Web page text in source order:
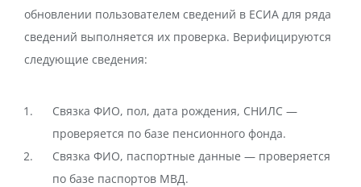
обновлении пользователем сведений в ЕСИА для ряда
сведений выполняется их проверка. Верифицируются
следующие сведения:
Связка ФИО, пол, дата рождения, СНИЛС —
проверяется по базе пенсионного фонда.
Связка ФИО, паспортные данные — проверяется
по базе паспортов МВД.